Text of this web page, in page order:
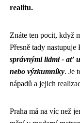
realitu.
Znáte ten pocit, když
Přesně tady nastupuje
správnými lidmi - ať
nebo výzkumníky. Je
nápadů a jejich
Praha má na víc než